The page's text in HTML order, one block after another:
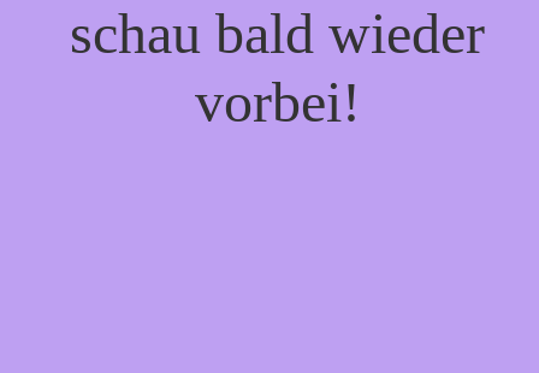
schau bald wieder
vorbei!